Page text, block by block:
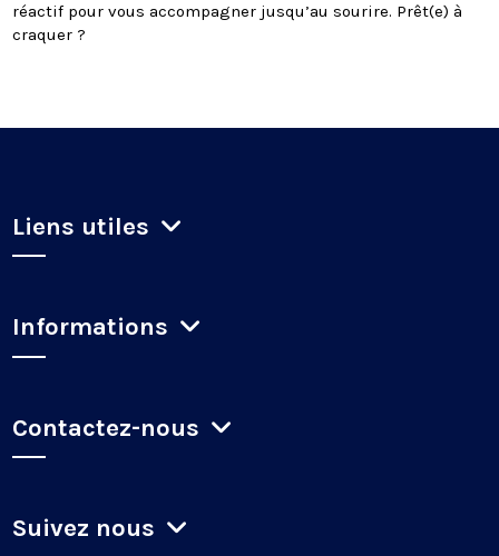
réactif pour vous accompagner jusqu’au sourire. Prêt(e) à
craquer ?
Liens utiles
Informations
Contactez-nous
Suivez nous